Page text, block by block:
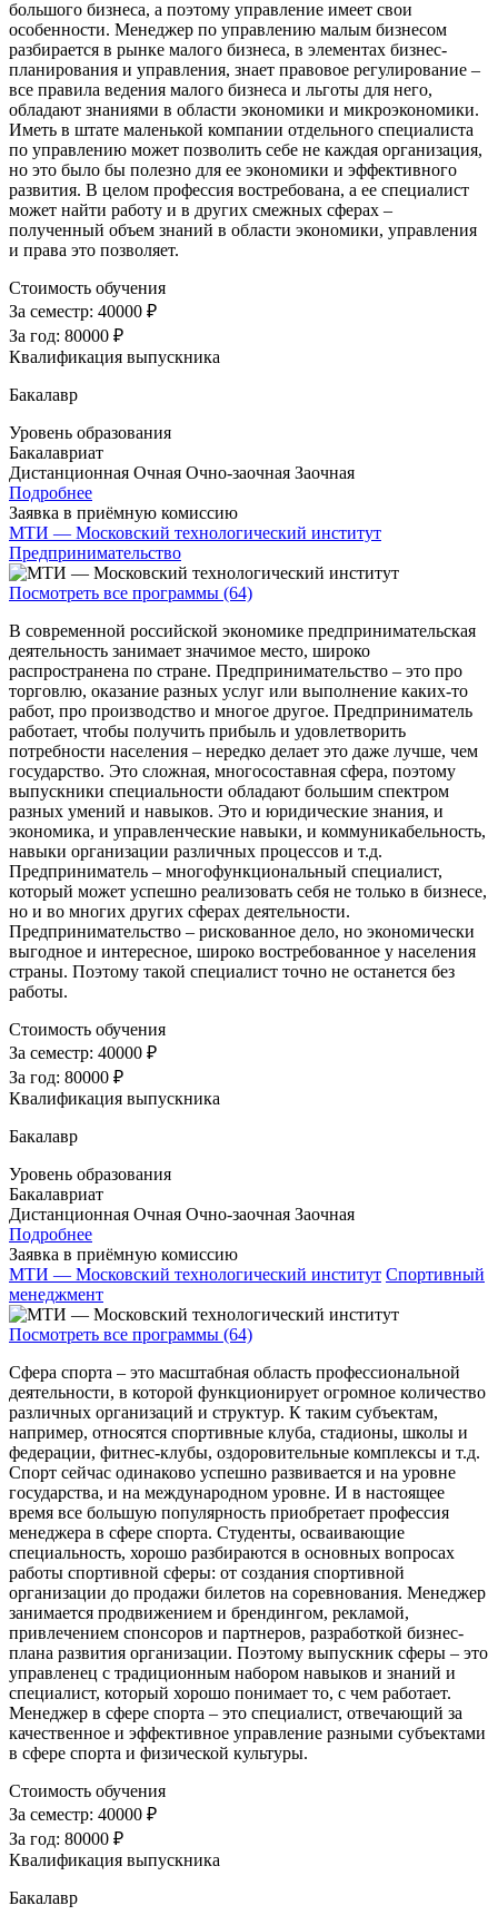
большого бизнеса, а поэтому управление имеет свои
особенности. Менеджер по управлению малым бизнесом
разбирается в рынке малого бизнеса, в элементах бизнес-
планирования и управления, знает правовое регулирование –
все правила ведения малого бизнеса и льготы для него,
обладают знаниями в области экономики и микроэкономики.
Иметь в штате маленькой компании отдельного специалиста
по управлению может позволить себе не каждая организация,
но это было бы полезно для ее экономики и эффективного
развития. В целом профессия востребована, а ее специалист
может найти работу и в других смежных сферах –
полученный объем знаний в области экономики, управления
и права это позволяет.
Стоимость обучения
За семестр: 40000 ₽
За год: 80000 ₽
Квалификация выпускника
Бакалавр
Уровень образования
Бакалавриат
Дистанционная Очная Очно-заочная Заочная
Подробнее
Заявка в приёмную комиссию
МТИ — Московский технологический институт
Предпринимательство
Посмотреть все программы (64)
В современной российской экономике предпринимательская
деятельность занимает значимое место, широко
распространена по стране. Предпринимательство – это про
торговлю, оказание разных услуг или выполнение каких-то
работ, про производство и многое другое. Предприниматель
работает, чтобы получить прибыль и удовлетворить
потребности населения – нередко делает это даже лучше, чем
государство. Это сложная, многосоставная сфера, поэтому
выпускники специальности обладают большим спектром
разных умений и навыков. Это и юридические знания, и
экономика, и управленческие навыки, и коммуникабельность,
навыки организации различных процессов и т.д.
Предприниматель – многофункциональный специалист,
который может успешно реализовать себя не только в бизнесе,
но и во многих других сферах деятельности.
Предпринимательство – рискованное дело, но экономически
выгодное и интересное, широко востребованное у населения
страны. Поэтому такой специалист точно не останется без
работы.
Стоимость обучения
За семестр: 40000 ₽
За год: 80000 ₽
Квалификация выпускника
Бакалавр
Уровень образования
Бакалавриат
Дистанционная Очная Очно-заочная Заочная
Подробнее
Заявка в приёмную комиссию
МТИ — Московский технологический институт Спортивный
менеджмент
Посмотреть все программы (64)
Сфера спорта – это масштабная область профессиональной
деятельности, в которой функционирует огромное количество
различных организаций и структур. К таким субъектам,
например, относятся спортивные клуба, стадионы, школы и
федерации, фитнес-клубы, оздоровительные комплексы и т.д.
Спорт сейчас одинаково успешно развивается и на уровне
государства, и на международном уровне. И в настоящее
время все большую популярность приобретает профессия
менеджера в сфере спорта. Студенты, осваивающие
специальность, хорошо разбираются в основных вопросах
работы спортивной сферы: от создания спортивной
организации до продажи билетов на соревнования. Менеджер
занимается продвижением и брендингом, рекламой,
привлечением спонсоров и партнеров, разработкой бизнес-
плана развития организации. Поэтому выпускник сферы – это
управленец с традиционным набором навыков и знаний и
специалист, который хорошо понимает то, с чем работает.
Менеджер в сфере спорта – это специалист, отвечающий за
качественное и эффективное управление разными субъектами
в сфере спорта и физической культуры.
Стоимость обучения
За семестр: 40000 ₽
За год: 80000 ₽
Квалификация выпускника
Бакалавр